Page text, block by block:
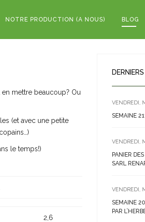
NOTRE PRODUCTION (A NOUS) BLOG
mettre beaucoup? Ou
(et avec une petite
le temps!)
2,6
VENDREDI,
SEMAINE
VENDREDI,
PANIER
SARL
VENDREDI,
SEMAINE
PAR